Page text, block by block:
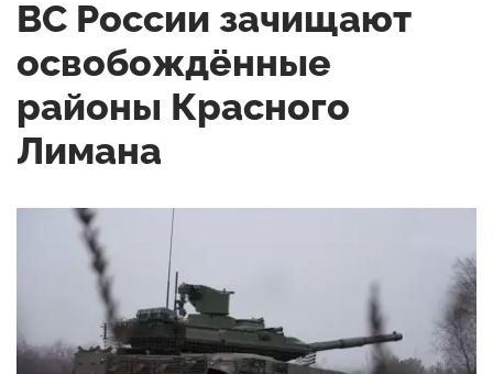
ВС России зачищают
освобождённые
районы Красного
Лимана